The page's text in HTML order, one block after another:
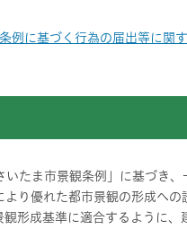
例に基づく行為の届出等に関
たま市景観条例」に基づき
り優れた都市景観の形成への
形成基準に適合するように